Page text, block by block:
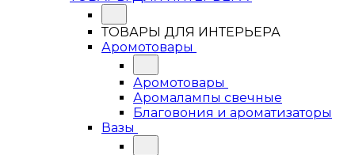
ТОВАРЫ ДЛЯ ИНТЕРЬЕРА
Аромотовары
Аромотовары
Аромалампы свечные
Благовония и ароматизаторы
Вазы